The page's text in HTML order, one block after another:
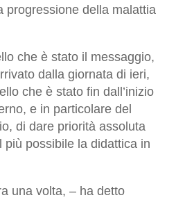
progressione della malattia
che è stato il messaggio,
dalla giornata di ieri,
che è stato fin dall’inizio
e in particolare del
di dare priorità assoluta
possibile la didattica in
una volta, – ha detto